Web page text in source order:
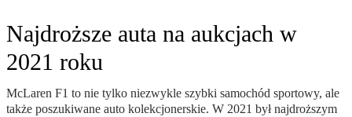
Najdroższe auta na aukcjach w
2021 roku
McLaren F1 to nie tylko niezwykle szybki samochód sportowy, ale
także poszukiwane auto kolekcjonerskie. W 2021 był najdroższym